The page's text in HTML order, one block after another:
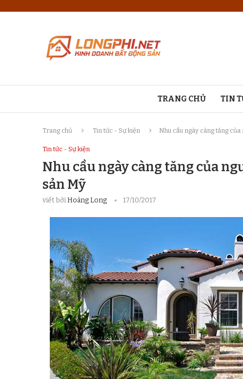
TRANG CHỦ TIN
Trang chủ Tin tức - Sự kiện Nhu cầu ngày càng tăng
Tin tức - Sự kiện
Nhu cầu ngày càng tăng của
sản Mỹ
viết bởiHoàng Long 17/10/2017